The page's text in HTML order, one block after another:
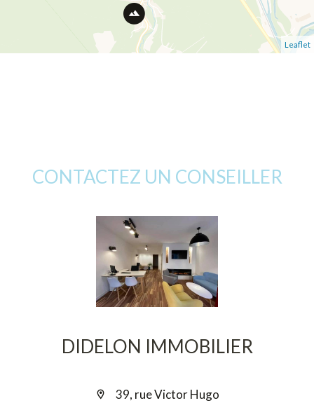
Leaflet
CONTACTEZ UN CONSEILLER
DIDELON IMMOBILIER
39, rue Victor Hugo